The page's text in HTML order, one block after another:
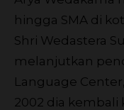
hingga SMA di
Shri Wedastera
melanjutkan
Language
2002 dia kembali